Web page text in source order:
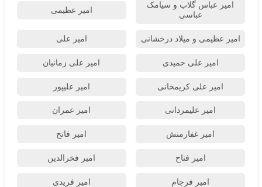
امیر عباس گلاب و سیامک
عباسی
امیر عظیمی
امیر عظیمی و میلاد درخشانی امیر علی
امیر علی حمیدی امیر علی زمانیان
امیر علی کریمخانی امیر علیپور
امیر علیمردانی امیر عمران
امیر غفارمنش امیر فاتح
امیر فتاح امیر فخرالدین
امیر فرجام امیر فریدی